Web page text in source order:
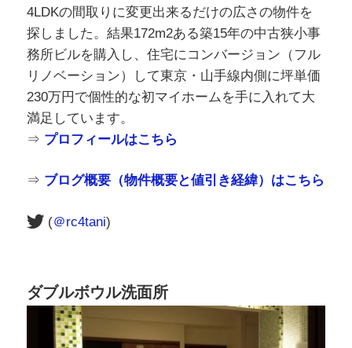
4LDKの間取りに変更出来るだけの広さの物件を
探しました。結果172m2ある築15年の中古狭小事
務所ビルを購入し、住宅にコンバージョン（フル
リノベーション）して東京・山手線内側に坪単価
230万円で個性的な初マイホームを手に入れて大
満足しています。
⇒ プロフィールはこちら
⇒ ブログ概要（物件概要と値引き経緯）はこちら
(＠rc4tani)
ダブルボウル洗面所